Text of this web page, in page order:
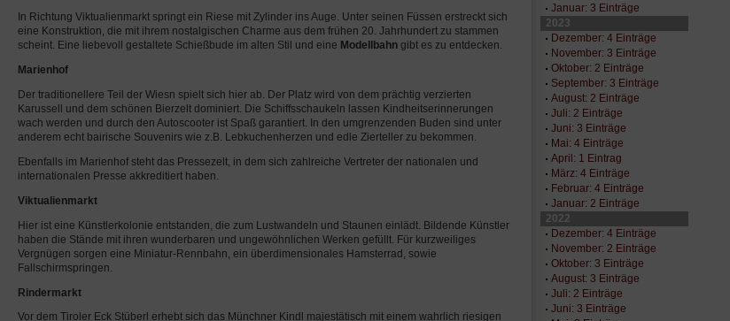
Januar: 3 Einträge
2023
Dezember: 4 Einträge
November: 3 Einträge
Oktober: 2 Einträge
September: 3 Einträge
August: 2 Einträge
Juli: 2 Einträge
Juni: 3 Einträge
Mai: 4 Einträge
April: 1 Eintrag
März: 4 Einträge
Februar: 4 Einträge
Januar: 2 Einträge
2022
Dezember: 4 Einträge
November: 2 Einträge
Oktober: 3 Einträge
August: 3 Einträge
Juli: 2 Einträge
Juni: 3 Einträge
In Richtung Viktualienmarkt springt ein Riese mit Zylinder ins Auge. Unter seinen Füssen erstreckt sich
eine Konstruktion, die mit ihrem nostalgischen Charme aus dem frühen 20. Jahrhundert zu stammen
scheint. Eine liebevoll gestaltete Schießbude im alten Stil und eine Modellbahn gibt es zu entdecken.
Marienhof
Der traditionellere Teil der Wiesn spielt sich hier ab. Der Platz wird von dem prächtig verzierten
Karussell und dem schönen Bierzelt dominiert. Die Schiffsschaukeln lassen Kindheitserinnerungen
wach werden und durch den Autoscooter ist Spaß garantiert. In den umgrenzenden Buden sind unter
anderem echt bairische Souvenirs wie z.B. Lebkuchenherzen und edle Zierteller zu bekommen.
Ebenfalls im Marienhof steht das Pressezelt, in dem sich zahlreiche Vertreter der nationalen und
internationalen Presse akkreditiert haben.
Viktualienmarkt
Hier ist eine Künstlerkolonie entstanden, die zum Lustwandeln und Staunen einlädt. Bildende Künstler
haben die Stände mit ihren wunderbaren und ungewöhnlichen Werken gefüllt. Für kurzweiliges
Vergnügen sorgen eine Miniatur-Rennbahn, ein überdimensionales Hamsterrad, sowie
Fallschirmspringen.
Rindermarkt
Vor dem Tiroler Eck Stüberl erhebt sich das Münchner Kindl majestätisch mit einem wahrlich riesigen